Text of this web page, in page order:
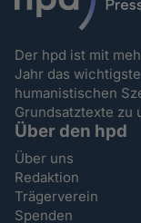
Der hpd ist mit
Jahr das
humanistischen
Grundsatztexte zu
Über den hpd
Über uns
Redaktion
Trägerverein
Spenden